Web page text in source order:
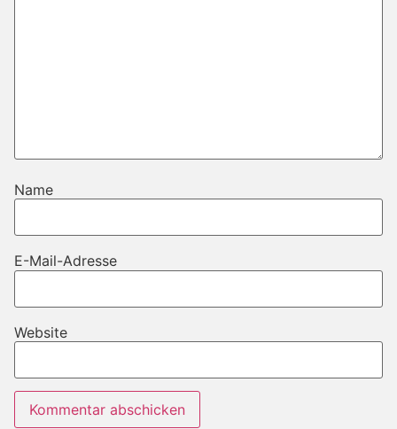
Name
E-Mail-Adresse
Website